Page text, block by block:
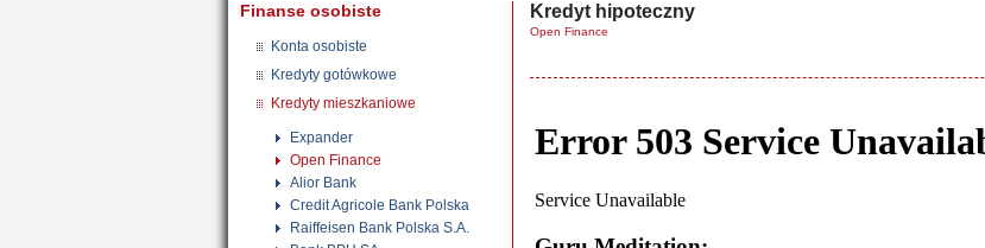
Finanse osobiste
Konta osobiste
Kredyty gotówkowe
Kredyty mieszkaniowe
Expander
Open Finance
Alior Bank
Credit Agricole Bank Polska
Raiffeisen Bank Polska S.A.
Kredyt hipoteczny
Open Finance